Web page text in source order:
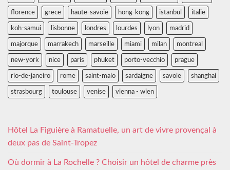
florence grece haute-savoie hong-kong istanbul italie
koh-samui lisbonne londres lourdes lyon madrid
majorque marrakech marseille miami milan montreal
new-york nice paris phuket porto-vecchio prague
rio-de-janeiro rome saint-malo sardaigne savoie shanghai
strasbourg toulouse venise vienna - wien
Hôtel La Figuière à Ramatuelle, un art de vivre provençal à
deux pas de Saint-Tropez
Où dormir à La Rochelle ? Choisir un hôtel de charme près